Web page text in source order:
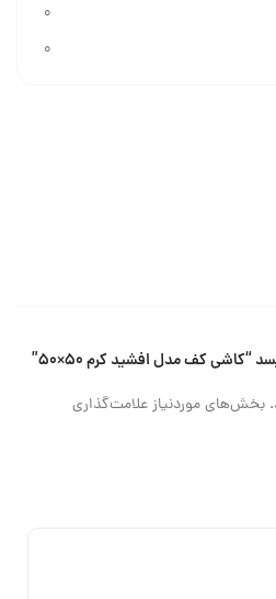
0
0
کف مدل افشید کرم ۵۰×۵۰”
بخش‌های موردنیاز علامت‌گذاری